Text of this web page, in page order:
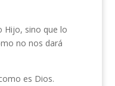
Hijo, sino que lo
no nos dará
es Dios.